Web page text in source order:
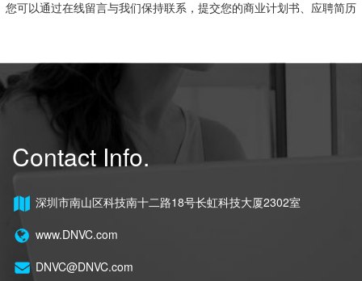
您可以通过在线留言与我们保持联系，提交您的商业计划书、应聘简历
Contact Info.
深圳市南山区科技南十二路18号长虹科技大厦2302室
www.DNVC.com
DNVC@DNVC.com